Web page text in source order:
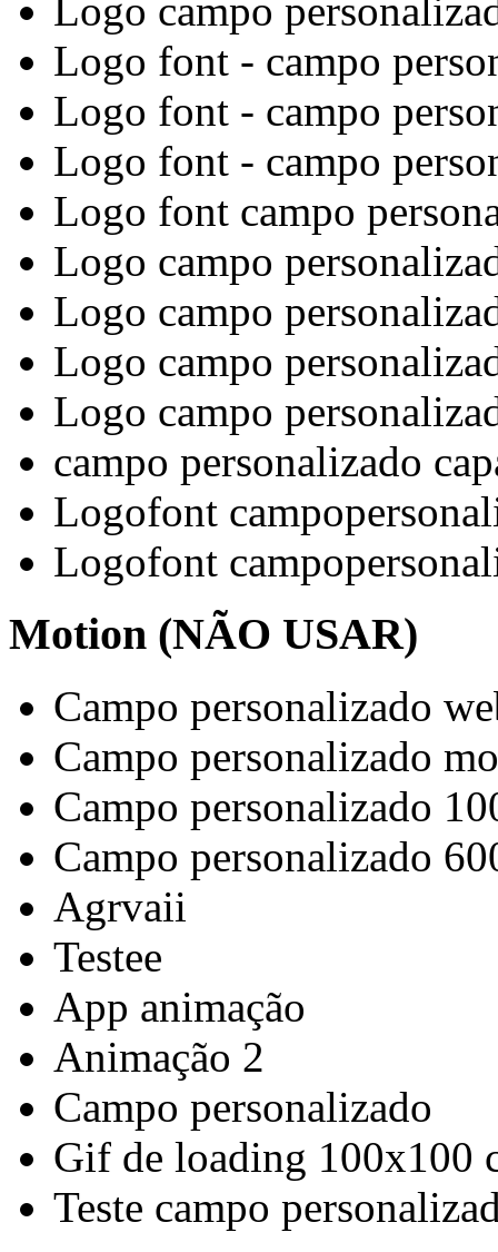
Logo campo
Logo font - campo
Logo font - campo
Logo font - campo
Logo font campo
Logo campo
Logo campo
Logo campo
Logo campo
campo personalizado
Logofont
Logofont
Motion (NÃO USAR)
Campo personalizado
Campo personalizado
Campo personalizado
Campo personalizado
Agrvaii
Testee
App animação
Animação 2
Campo personalizado
Gif de loading 100x100
Teste campo